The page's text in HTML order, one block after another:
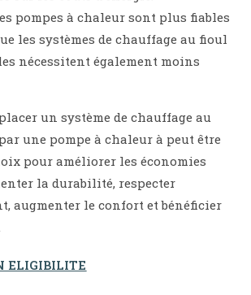
pompes à chaleur sont plus fiables
les systèmes de chauffage au fioul
nécessitent également moins
un système de chauffage au
une pompe à chaleur à peut être
pour améliorer les économies
la durabilité, respecter
augmenter le confort et bénéficier
ELIGIBILITE